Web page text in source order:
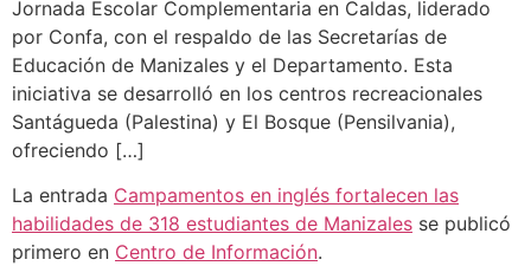
Jornada Escolar Complementaria en Caldas, liderado
por Confa, con el respaldo de las Secretarías de
Educación de Manizales y el Departamento. Esta
iniciativa se desarrolló en los centros recreacionales
Santágueda (Palestina) y El Bosque (Pensilvania),
ofreciendo […]
La entrada Campamentos en inglés fortalecen las
habilidades de 318 estudiantes de Manizales se publicó
primero en Centro de Información.